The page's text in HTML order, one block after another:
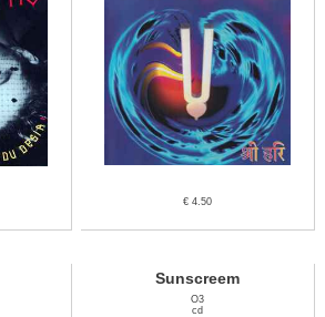
€ 4.50
Sunscreem
O3
cd